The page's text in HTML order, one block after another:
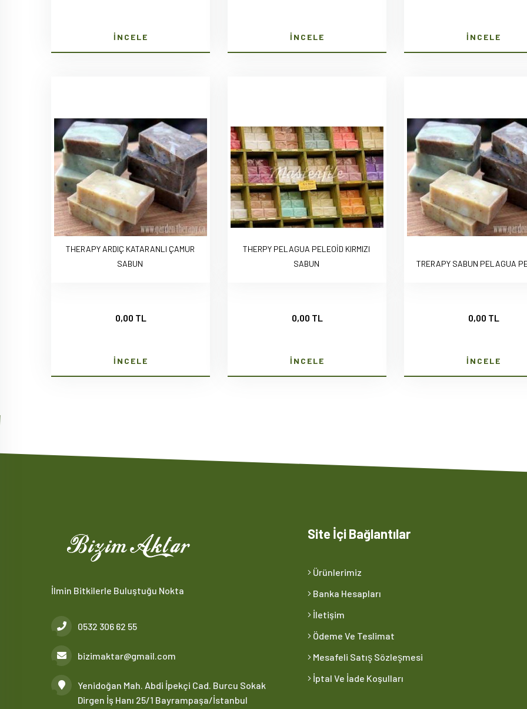
İNCELE İNCELE İNCELE
THERAPY ARDIÇ KATARANLI ÇAMUR
SABUN
0,00 TL
İNCELE
THERPY PELAGUA PELEOİD KIRMIZI
SABUN
0,00 TL
İNCELE
TRERAPY SABUN PELAGUA
0,00 TL
İNCELE
İlmin Bitkilerle Buluştuğu Nokta
0532 306 62 55
bizimaktar@gmail.com
Yenidoğan Mah. Abdi İpekçi Cad. Burcu Sokak
Dirgen İş Hanı 25/1 Bayrampaşa/İstanbul
Site İçi Bağlantılar
Ürünlerimiz
Banka Hesapları
İletişim
Ödeme Ve Teslimat
Mesafeli Satış Sözleşmesi
İptal Ve İade Koşulları